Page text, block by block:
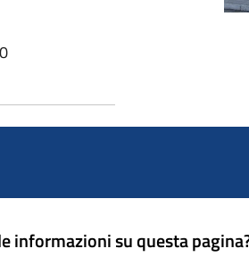
informazioni su questa